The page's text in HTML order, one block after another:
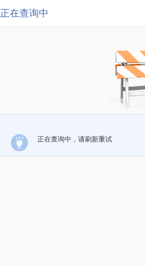
正在查询中
正在查询中，请刷新重试